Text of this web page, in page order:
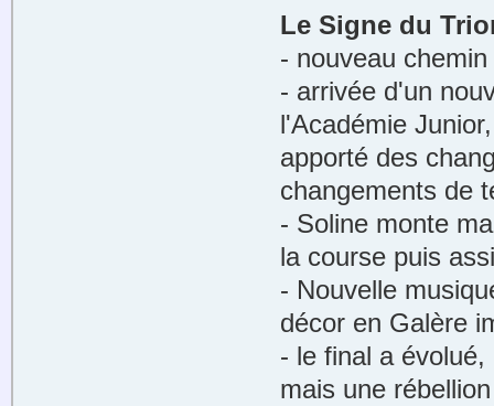
Le Signe du
- nouveau
- arrivée d'un
l'Académie
apporté des
changements de
- Soline monte
la course puis
- Nouvelle
décor en Galère
- le final a
mais une